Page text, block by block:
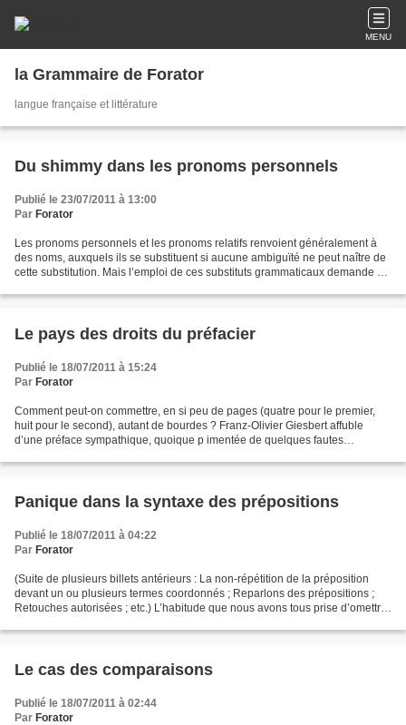
MENU
la Grammaire de Forator
langue française et littérature
Du shimmy dans les pronoms personnels
Publié le 23/07/2011 à 13:00
Par Forator
Les pronoms personnels et les pronoms relatifs renvoient généralement à
des noms, auxquels ils se substituent si aucune ambiguïté ne peut naître de
cette substitution. Mais l’emploi de ces substituts grammaticaux demande de
Le pays des droits du préfacier
Publié le 18/07/2011 à 15:24
Par Forator
Comment peut-on commettre, en si peu de pages (quatre pour le premier,
huit pour le second), autant de bourdes ? Franz-Olivier Giesbert affuble
d’une préface sympathique, quoique p imentée de quelques fautes
Panique dans la syntaxe des prépositions
Publié le 18/07/2011 à 04:22
Par Forator
(Suite de plusieurs billets antérieurs : La non-répétition de la préposition
devant un ou plusieurs termes coordonnés ; Reparlons des prépositions ;
Retouches autorisées ; etc.) L’habitude que nous avons tous prise d’omettre
Le cas des comparaisons
Publié le 18/07/2011 à 02:44
Par Forator